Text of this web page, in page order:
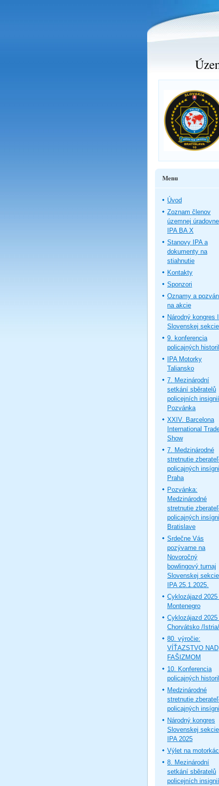
Menu
Úvod
Zoznam členov
územnej úradovne
IPA BA X
Stanovy IPA a
dokumenty na
stiahnutie
Kontakty
Sponzori
Oznamy a
na akcie
Národný kongres
Slovenskej sekcie
9. konferencia
policajných
IPA Motorky
Taliansko
7. Mezinárodní
setkání sběratelů
policejních
Pozvánka
XXIV. Barcelona
International
Show
7. Medzinárodné
stretnutie
policajných
Praha
Pozvánka:
Medzinárodné
stretnutie
policajných
Bratislave
Srdečne Vás
pozývame na
Novoročný
bowlingový turnaj
Slovenskej sekcie
IPA 25.1.2025.
Cyklozájazd 2025
Montenegro
Cyklozájazd 2025
Chorvátsko /Istria/
80. výročie:
VÍŤAZSTVO NAD
FAŠIZMOM
10. Konferencia
policajných
Medzinárodné
stretnutie
policajných
Národný kongres
Slovenskej sekcie
IPA 2025
Výlet na
8. Mezinárodní
setkání sběratelů
policejních